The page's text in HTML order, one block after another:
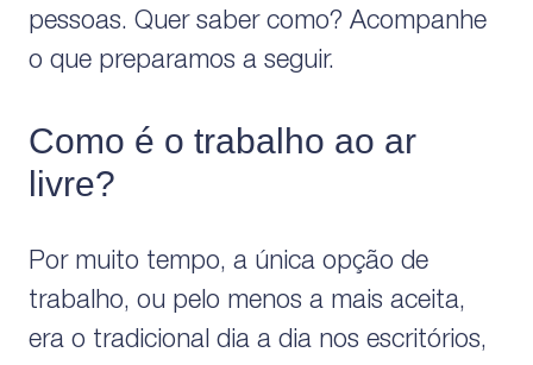
pessoas. Quer saber como? Acompanhe
o que preparamos a seguir.
Como é o trabalho ao ar
livre?
Por muito tempo, a única opção de
trabalho, ou pelo menos a mais aceita,
era o tradicional dia a dia nos escritórios,